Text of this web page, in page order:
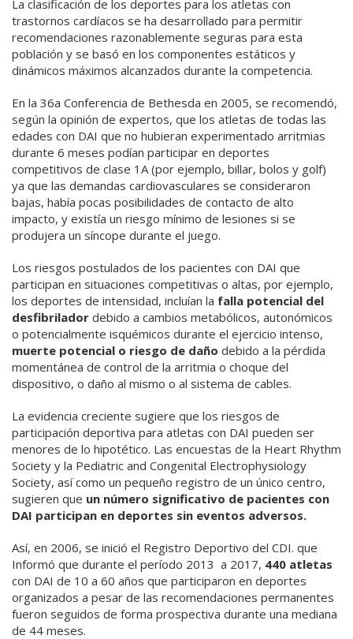
La clasificación de los deportes para los atletas con
trastornos cardíacos se ha desarrollado para permitir
recomendaciones razonablemente seguras para esta
población y se basó en los componentes estáticos y
dinámicos máximos alcanzados durante la competencia.
En la 36a Conferencia de Bethesda en 2005, se recomendó,
según la opinión de expertos, que los atletas de todas las
edades con DAI que no hubieran experimentado arritmias
durante 6 meses podían participar en deportes
competitivos de clase 1A (por ejemplo, billar, bolos y golf)
ya que las demandas cardiovasculares se consideraron
bajas, había pocas posibilidades de contacto de alto
impacto, y existía un riesgo mínimo de lesiones si se
produjera un síncope durante el juego.
Los riesgos postulados de los pacientes con DAI que
participan en situaciones competitivas o altas, por ejemplo,
los deportes de intensidad, incluían la falla potencial del
desfibrilador debido a cambios metabólicos, autonómicos
o potencialmente isquémicos durante el ejercicio intenso,
muerte potencial o riesgo de daño debido a la pérdida
momentánea de control de la arritmia o choque del
dispositivo, o daño al mismo o al sistema de cables.
La evidencia creciente sugiere que los riesgos de
participación deportiva para atletas con DAI pueden ser
menores de lo hipotético. Las encuestas de la Heart Rhythm
Society y la Pediatric and Congenital Electrophysiology
Society, así como un pequeño registro de un único centro,
sugieren que un número significativo de pacientes con
DAI participan en deportes sin eventos adversos.
Así, en 2006, se inició el Registro Deportivo del CDI. que
Informó que durante el período 2013 a 2017, 440 atletas
con DAI de 10 a 60 años que participaron en deportes
organizados a pesar de las recomendaciones permanentes
fueron seguidos de forma prospectiva durante una mediana
de 44 meses.